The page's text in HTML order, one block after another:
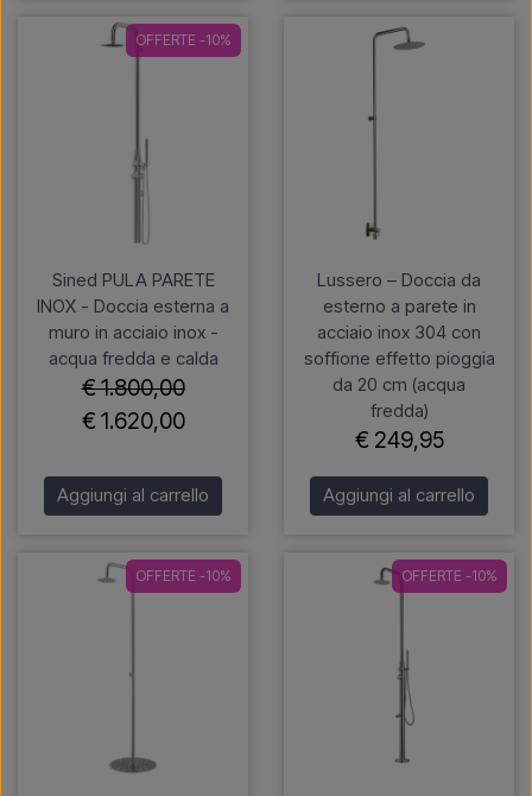
OFFERTE -10%
Sined PULA PARETE
INOX - Doccia esterna a
muro in acciaio inox -
acqua fredda e calda
€ 1.800,00
€ 1.620,00
Aggiungi al carrello
Lussero – Doccia da
esterno a parete in
acciaio inox 304 con
soffione effetto pioggia
da 20 cm (acqua
fredda)
€ 249,95
Aggiungi al carrello
OFFERTE -10% OFFERTE -10%